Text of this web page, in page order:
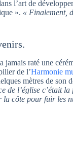
l’art de
». « Finalement,
jamais raté une
de l’Harmonie
mètres de son
de l’église c’était
la côte pour fuir les